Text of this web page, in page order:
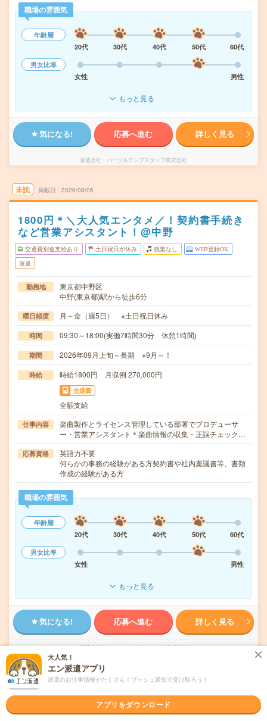
職場の雰囲気
年齢層
20代
30代 40代 50代
60代
男女比率
女性
男性
もっと見る
気になる! 応募へ進む 詳しく見る
派遣会社 パーソルテンプスタッフ株式会社
未読 掲載日 2026/08/06
1800円＊＼大人気エンタメ／！契約書手続き
など営業アシスタント！@中野
交通費別途支給あり 土日祝日が休み 残業なし WEB登録OK
派遣
勤務地
東京都中野区
中野(東京都)駅から徒歩6分
曜日頻度 月～金（週5日） ※土日祝日休み
時間 09:30～18:00(実働7時間30分 休憩1時間)
期間 2026年09月上旬～長期 ※9月～！
時給 時給1800円 月収例 270,000円
交通費
全額支給
仕事内容
楽曲製作とライセンス管理している部署でプロデューサ
ー・営業アシスタント＊楽曲情報の収集・正誤チェック…
応募資格
英語力不要
何らかの事務の経験がある方契約書や社内稟議書等、書類
作成の経験がある方
職場の雰囲気
年齢層
20代
30代 40代 50代
60代
男女比率
女性
男性
もっと見る
気になる! 応募へ進む 詳しく見る
派遣会社 パーソルテンプスタッフ株式会社
未読 掲載日 2026/08/06
1750円＊＼いまどきIT企業で働こう／法人対
大人気！
エン派遣アプリ
派遣のお仕事情報がたくさん！プッシュ通知で受け取ろう！
アプリをダウンロード